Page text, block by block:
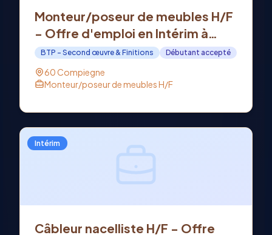
Monteur/poseur de meubles H/F
- Offre d'emploi en Intérim à
COMPIEGNE (60)
BTP - Second œuvre & Finitions Débutant accepté
60 Compiegne
Monteur/poseur de meubles H/F
Intérim
Câbleur nacelliste H/F - Offre